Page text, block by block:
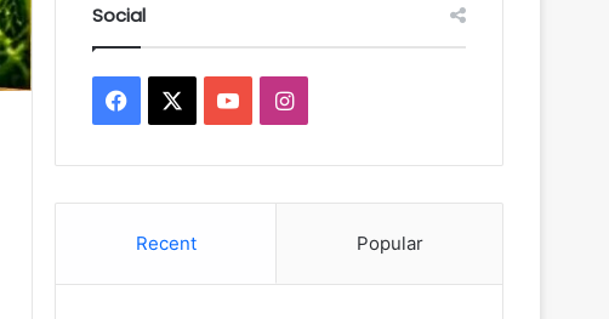
Social
Facebook YouTubeInstagram
Recent Popular